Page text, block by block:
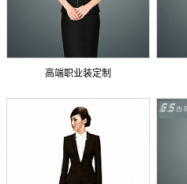
高端职业装定制